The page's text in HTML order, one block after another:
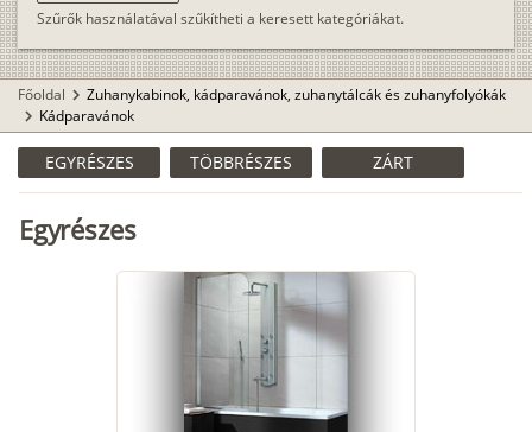
Szűrők használatával szűkítheti a keresett kategóriákat.
Főoldal chevron_right Zuhanykabinok, kádparavánok, zuhanytálcák és zuhanyfolyókák
chevron_right Kádparavánok
EGYRÉSZES TÖBBRÉSZES ZÁRT
Egyrészes